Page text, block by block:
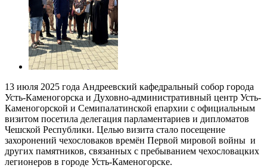
13 июля 2025 года Андреевский кафедральный собор города
Усть-Каменогорска и Духовно-административный центр Усть-
Каменогорской и Семипалатинской епархии с официальным
визитом посетила делегация парламентариев и дипломатов
Чешской Республики. Целью визита стало посещение
захоронений чехословаков времён Первой мировой войны и
других памятников, связанных с пребыванием чехословацких
легионеров в городе Усть-Каменогорске.